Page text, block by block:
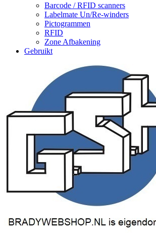
Barcode / RFID scanners
Labelmate Un/Re-winders
Pictogrammen
RFID
Zone Afbakening
Gebruikt